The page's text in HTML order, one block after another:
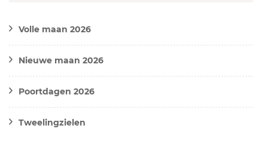
Volle maan 2026
Nieuwe maan 2026
Poortdagen 2026
Tweelingzielen